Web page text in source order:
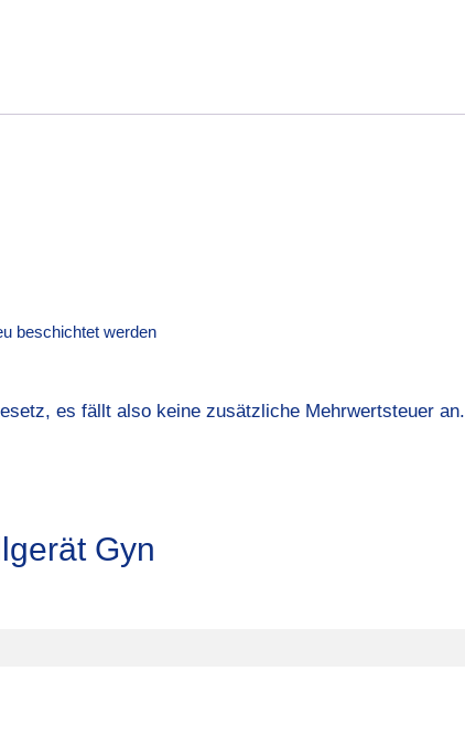
beschichtet werden
es fällt also keine zusätzliche Mehrwertsteuer an.
Gyn